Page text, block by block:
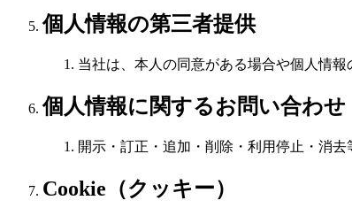
個人情報の第三者提供
当社は、本人の同意がある場合や個人情
個人情報に関するお問い合わせ
開示・訂正・追加・削除・利用停止・消
Cookie（クッキー）